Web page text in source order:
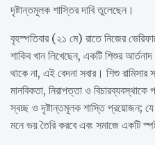
দৃষ্টান্তমূলক শাস্তির দাবি তুলেছেন।
বৃহস্পতিবার (২১ মে) রাতে নিজের
শাকিব খান লিখেছেন, একটি শিশুর
থাকে না, এই বেদনা সবার। শিশু
মানবিকতা, নিরাপত্তা ও
স্বচ্ছ ও দৃষ্টান্তমূলক শাস্তি প্রয়োজন;
মনে ভয় তৈরি করবে এবং সমাজে একটি স্পষ্ট